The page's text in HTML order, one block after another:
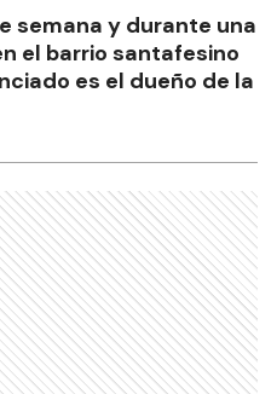
semana y durante una
el barrio santafesino
es el dueño de la